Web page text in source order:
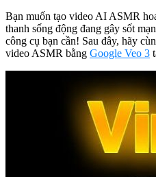
Bạn muốn tạo video AI ASMR
thanh sống động đang gây sốt
công cụ bạn cần! Sau đây, hãy
video ASMR bằng Google Veo 3